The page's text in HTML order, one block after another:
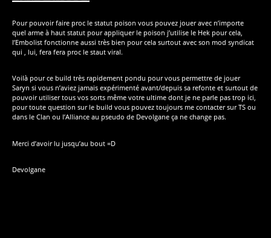
Pour pouvoir faire proc le statut poison vous pouvez jouer avec n’importe
quel arme à haut statut pour appliquer le poison j’utilise le Hek pour cela,
l’Embolist fonctionne aussi très bien pour cela surtout avec son mod syndicat
qui , lui, fera fera proc le staut viral.
Voilà pour ce build très rapidement pondu pour vous permettre de jouer
Saryn si vous n’aviez jamais expérimenté avant/depuis sa refonte et surtout de
pouvoir utiliser tous vos sorts même votre ultime dont je ne parle pas trop ici,
pour toute question sur le build vous pouvez toujours me contacter sur TS ou
dans le Clan ou l’Alliance au pseudo de Devolgane ça ne change pas.
Merci d’avoir lu jusqu’au bout =D
Devolgane